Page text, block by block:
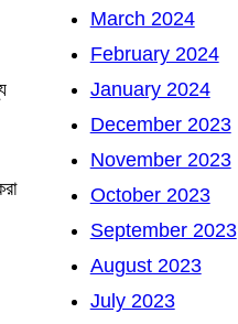
March 2024
February 2024
January 2024
December 2023
November 2023
October 2023
September 2023
August 2023
July 2023